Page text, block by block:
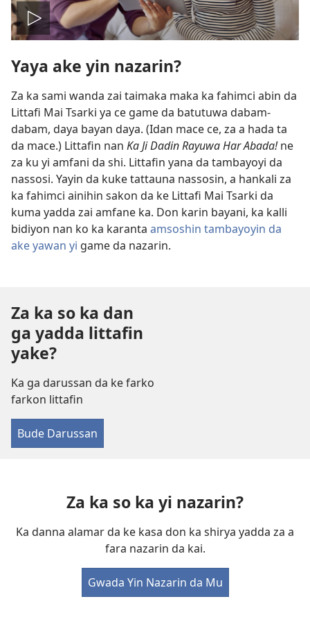
Kunna
Bidiyo
Yaya ake yin nazarin?
Za ka sami wanda zai taimaka maka ka fahimci abin da
Littafi Mai Tsarki ya ce game da batutuwa dabam-
dabam, daya bayan daya. (Idan mace ce, za a hada ta
da mace.) Littafin nan Ka Ji Dadin Rayuwa Har Abada!ne
za ku yi amfani da shi. Littafin yana da tambayoyi da
nassosi. Yayin da kuke tattauna nassosin, a hankali za
ka fahimci ainihin sakon da ke Littafi Mai Tsarki da
kuma yadda zai amfane ka. Don karin bayani, ka kalli
bidiyon nan ko ka karanta amsoshin tambayoyin da
ake yawan yi game da nazarin.
Za ka so ka dan
ga yadda littafin
yake?
Ka ga darussan da ke farko
farkon littafin
Bude Darussan
Za ka so ka yi nazarin?
Ka danna alamar da ke kasa don ka shirya yadda za a
fara nazarin da kai.
Gwada Yin Nazarin da Mu